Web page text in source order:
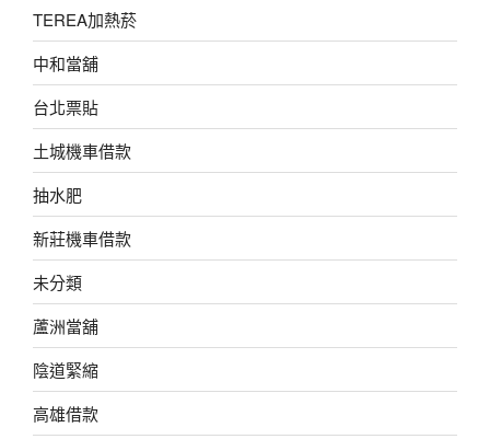
TEREA加熱菸
中和當舖
台北票貼
土城機車借款
抽水肥
新莊機車借款
未分類
蘆洲當舖
陰道緊縮
高雄借款